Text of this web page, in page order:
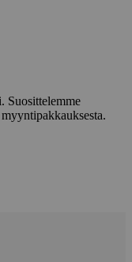
Suosittelemme